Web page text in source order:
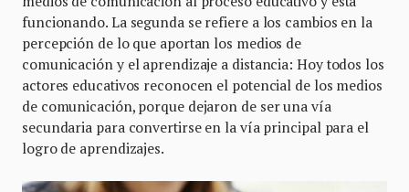
funcionando. La segunda se refiere a los cambios en la
percepción de lo que aportan los medios de
comunicación y el aprendizaje a distancia: Hoy todos los
actores educativos reconocen el potencial de los medios
de comunicación, porque dejaron de ser una vía
secundaria para convertirse en la vía principal para el
logro de aprendizajes.